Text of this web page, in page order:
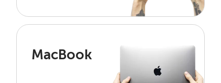
MacBook